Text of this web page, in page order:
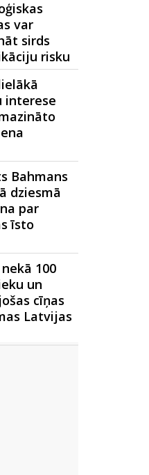
var
sirds
risku
interese
Bahmans
dziesmā
par
īsto
100
un
cīņas
Latvijas